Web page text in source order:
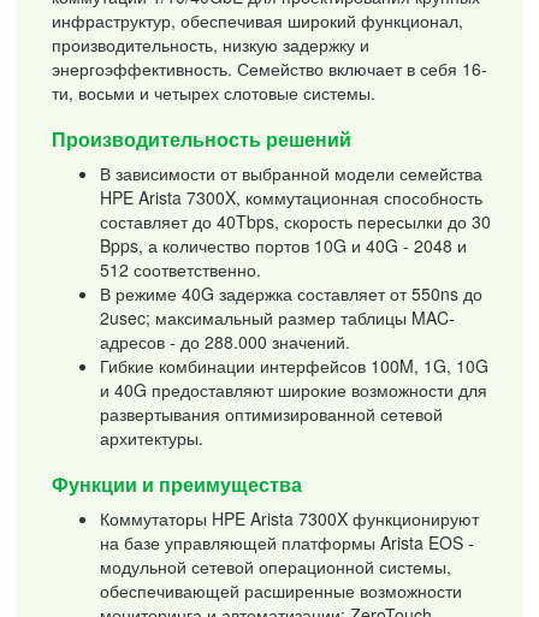
инфраструктур, обеспечивая широкий функционал,
производительность, низкую задержку и
энергоэффективность. Семейство включает в себя 16-
ти, восьми и четырех слотовые системы.
Производительность решений
В зависимости от выбранной модели семейства
HPE Arista 7300X, коммутационная способность
составляет до 40Tbps, скорость пересылки до 30
Bpps, а количество портов 10G и 40G - 2048 и
512 соответственно.
В режиме 40G задержка составляет от 550ns до
2usec; максимальный размер таблицы MAC-
адресов - до 288.000 значений.
Гибкие комбинации интерфейсов 100M, 1G, 10G
и 40G предоставляют широкие возможности для
развертывания оптимизированной сетевой
архитектуры.
Функции и преимущества
Коммутаторы HPE Arista 7300X функционируют
на базе управляющей платформы Arista EOS -
модульной сетевой операционной системы,
обеспечивающей расширенные возможности